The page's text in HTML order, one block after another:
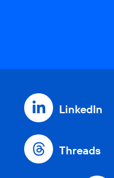
LinkedIn
Threads